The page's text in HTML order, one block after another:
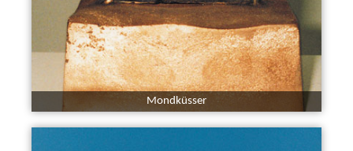
Mondküsser